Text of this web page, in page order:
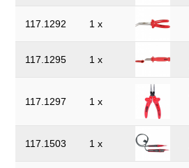
117.1292 1 x
117.1295 1 x
117.1297 1 x
117.1503 1 x